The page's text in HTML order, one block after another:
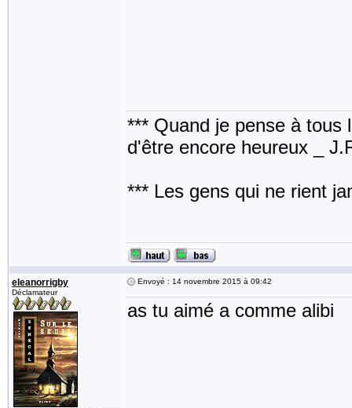
*** Quand je pense à tous
d'être encore heureux _
*** Les gens qui ne rient
eleanorrigby
Déclamateur
Envoyé : 14 novembre 2015 à 09:42
as tu aimé a comme